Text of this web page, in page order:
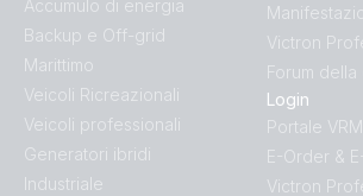
Orion-Tr Smart 48/48-8 (front)
Orion-Tr Smart 48/48-8 (left)
Orion-Tr Smart 48/48-8 (right)
Accumulo di energia
Backup e Off-grid
Marittimo
Veicoli Ricreazionali
Veicoli professionali
Generatori ibridi
Industriale
Victron
Forum della
Login
Portale VRM
E-Order &
Victron